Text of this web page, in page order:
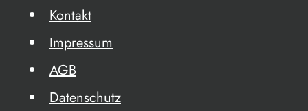
Kontakt
Impressum
AGB
Datenschutz